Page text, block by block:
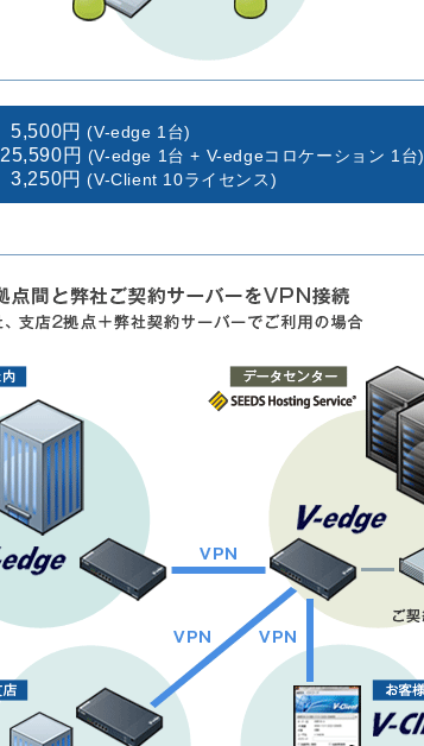
5,500円(V-edge 1台)
25,590円 (V-edge 1台 + V-edgeコロケーション 1台)
3,250円(V-Client 10ライセンス)